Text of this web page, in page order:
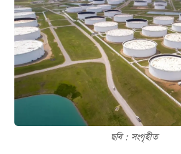
ছবি : সংগৃহীত